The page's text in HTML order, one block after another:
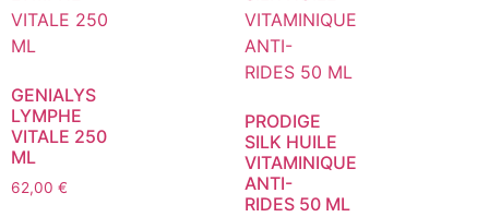
GENIALYS
LYMPHE
VITALE 250
ML
62,00 €
PRODIGE
SILK HUILE
VITAMINIQUE
ANTI-
RIDES 50 ML